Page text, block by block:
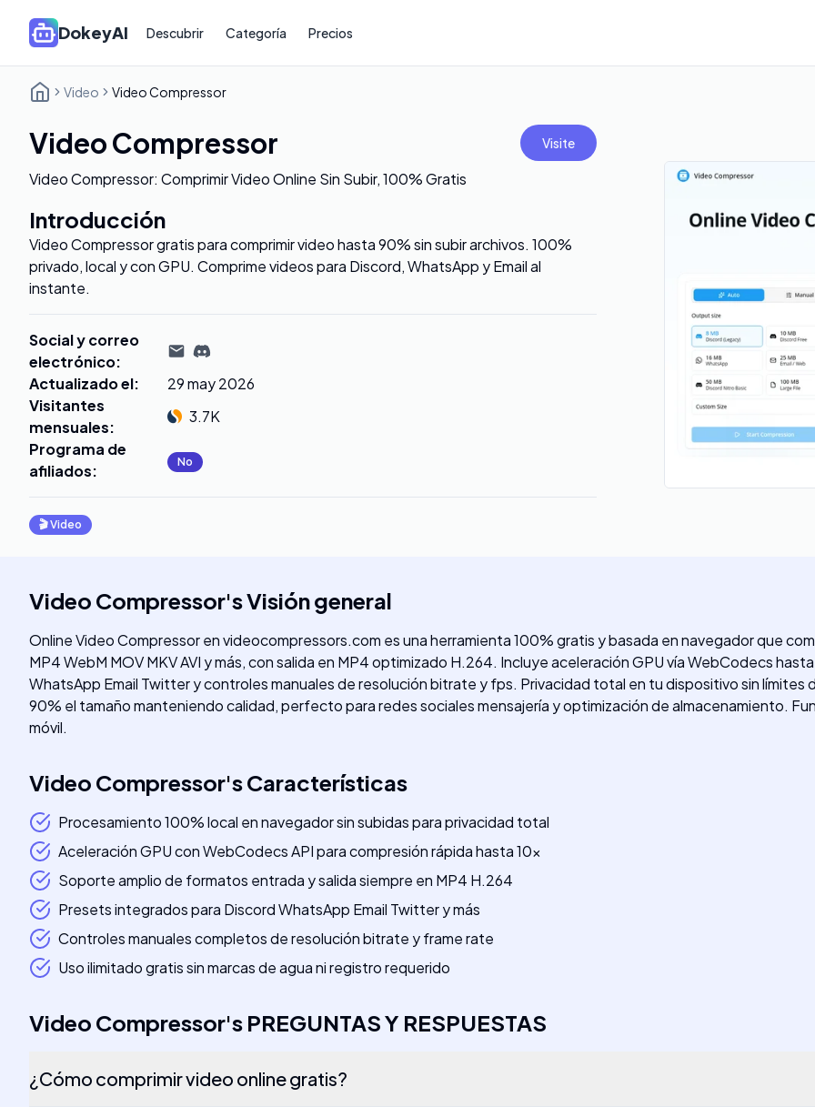
DokeyAI Descubrir Categoría Precios
Video Video Compressor
Video Compressor Visite
Video Compressor: Comprimir Video Online Sin Subir, 100% Gratis
Introducción
Video Compressor gratis para comprimir video hasta 90% sin subir archivos. 100%
privado, local y con GPU. Comprime videos para Discord, WhatsApp y Email al
instante.
Social y correo
electrónico:
Actualizado el:
29 may 2026
Visitantes
mensuales:
3.7K
Programa de
afiliados: No
🎬Video
Video Compressor'sVisión general
Online Video Compressor en videocompressors.com es una herramienta 100% gratis y basada en navegador que
MP4 WebM MOV MKV AVI y más, con salida en MP4 optimizado H.264. Incluye aceleración GPU vía WebCodecs
WhatsApp Email Twitter y controles manuales de resolución bitrate y fps. Privacidad total en tu dispositivo sin límites
90% el tamaño manteniendo calidad, perfecto para redes sociales mensajería y optimización de almacenamiento.
móvil.
Video Compressor'sCaracterísticas
Procesamiento 100% local en navegador sin subidas para privacidad total
Aceleración GPU con WebCodecs API para compresión rápida hasta 10x
Soporte amplio de formatos entrada y salida siempre en MP4 H.264
Presets integrados para Discord WhatsApp Email Twitter y más
Controles manuales completos de resolución bitrate y frame rate
Uso ilimitado gratis sin marcas de agua ni registro requerido
Video Compressor's PREGUNTAS Y RESPUESTAS
¿Cómo comprimir video online gratis?